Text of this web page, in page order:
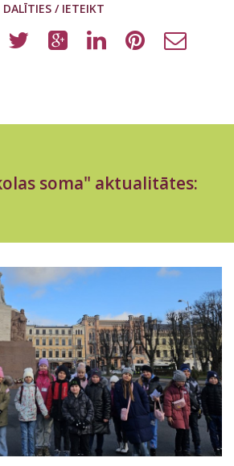
DALĪTIES / IETEIKT
soma" aktualitātes: